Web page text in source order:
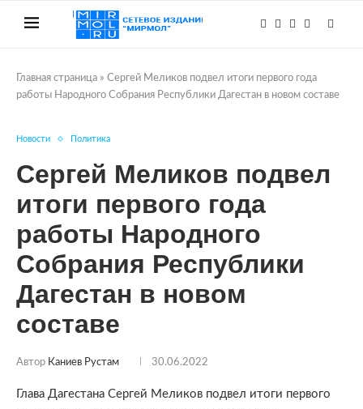
Главная страница » Сергей Меликов подвел итоги первого года
работы Народного Собрания Республики Дагестан в новом составе
Новости Политика
Сергей Меликов подвел
итоги первого года
работы Народного
Собрания Республики
Дагестан в новом
составе
Автор Каниев Рустам 30.06.2022
Глава Дагестана Сергей Меликов подвел итоги первого